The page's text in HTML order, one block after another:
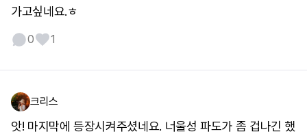
가고싶네요.ㅎ
0 1
크리스
앗! 마지막에 등장시켜주셨네요. 너울성 파도가 좀 겁나긴 했